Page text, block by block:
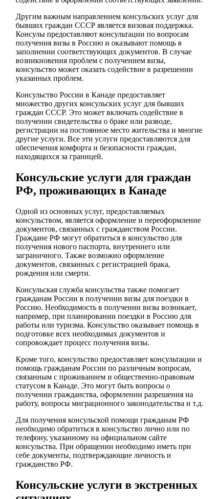
Другим важным направлением консульских услуг для
бывших граждан СССР является визовая поддержка.
Консулы предоставляют консультации по вопросам
получения визы в Россию и оказывают помощь в
заполнении соответствующих документов. В случае
возникновения проблем с получением визы,
консульство может оказать содействие в разрешении
указанных проблем.
Консульство России в Канаде предоставляет
множество других консульских услуг для бывших
граждан СССР. Это может включать содействие в
получении свидетельства о браке или разводе,
регистрации на постоянное место жительства и многие
другие услуги. Все эти услуги предоставляются для
обеспечения комфорта и безопасности граждан,
находящихся за границей.
Консульские услуги для граждан
РФ, проживающих в Канаде
Одной из основных услуг, предоставляемых
консульством, является оформление и переоформление
документов, связанных с гражданством России.
Граждане РФ могут обратиться в консульство для
получения нового паспорта, внутреннего или
заграничного. Также возможно оформление
документов, связанных с регистрацией брака,
рождения или смерти.
Консульская служба консульства также помогает
гражданам России в получении визы для поездки в
Россию. Необходимость в получении визы возникает,
например, при планировании поездки в Россию для
работы или туризма. Консульство оказывает помощь в
подготовке всех необходимых документов и
сопровождает процесс получения визы.
Кроме того, консульство предоставляет консультации и
помощь гражданам России по различным вопросам,
связанным с проживанием и общественно-правовым
статусом в Канаде. Это могут быть вопросы о
получении гражданства, оформлении разрешения на
работу, вопросы миграционного законодательства и т.д.
Для получения консульской помощи гражданам РФ
необходимо обратиться в консульство лично или по
телефону, указанному на официальном сайте
консульства. При обращении необходимо иметь при
себе документы, подтверждающие личность и
гражданство РФ.
Консульские услуги в экстренных